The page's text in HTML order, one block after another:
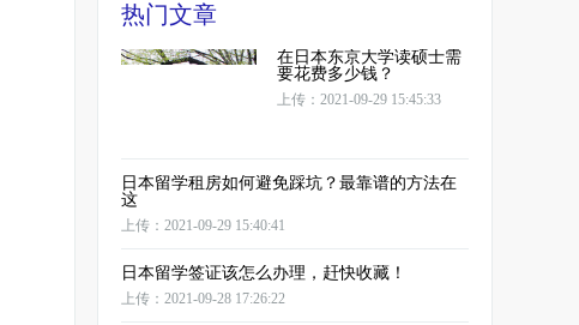
热门文章
在日本东京大学读硕士需
要花费多少钱？
上传：2021-09-29 15:45:33
日本留学租房如何避免踩坑？最靠谱的方法在
这
上传：2021-09-29 15:40:41
日本留学签证该怎么办理，赶快收藏！
上传：2021-09-28 17:26:22